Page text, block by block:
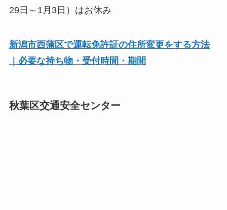
29日～1月3日）はお休み
新潟市西蒲区で運転免許証の住所変更をする方法
｜必要な持ち物・受付時間・期間
秋葉区交通安全センター